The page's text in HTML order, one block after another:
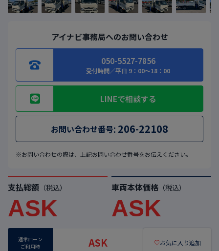
アイナビ事務局へのお問い合わせ
050-5527-7856
受付時間／平日 9：00～18：00
LINEで相談する
お問い合わせ番号: 206-22108
※お問い合わせの際は、上記お問い合わせ番号をお伝えください。
支払総額 （税込）
ASK
車両本体価格（税込）
ASK
通常ローン
ご利用時
ASK ♡お気に入り追加